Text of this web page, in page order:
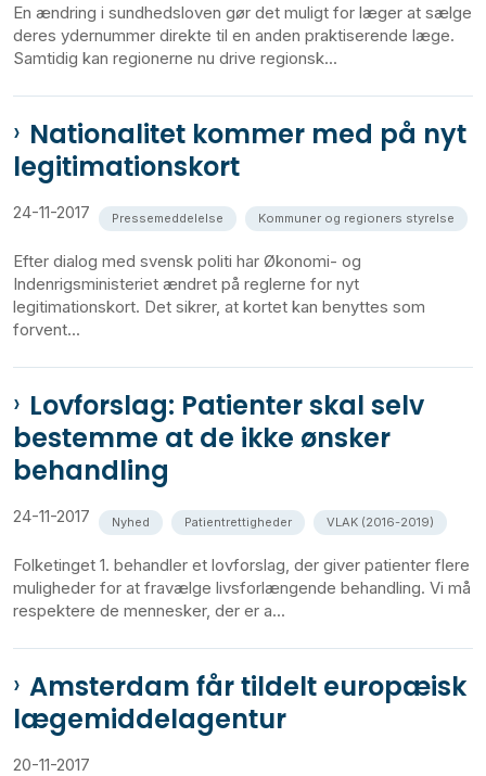
En ændring i sundhedsloven gør det muligt for læger at sælge
deres ydernummer direkte til en anden praktiserende læge.
Samtidig kan regionerne nu drive regionsk...
Nationalitet kommer med på nyt
legitimationskort
24-11-2017 Pressemeddelelse Kommuner og regioners styrelse
Efter dialog med svensk politi har Økonomi- og
Indenrigsministeriet ændret på reglerne for nyt
legitimationskort. Det sikrer, at kortet kan benyttes som
forvent...
Lovforslag: Patienter skal selv
bestemme at de ikke ønsker
behandling
24-11-2017 Nyhed Patientrettigheder VLAK (2016-2019)
Folketinget 1. behandler et lovforslag, der giver patienter flere
muligheder for at fravælge livsforlængende behandling. Vi må
respektere de mennesker, der er a...
Amsterdam får tildelt europæisk
lægemiddelagentur
20-11-2017